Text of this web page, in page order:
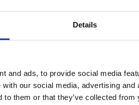
Details
and ads, to provide social media
our social media, advertising
to them or that they’ve collected
trækkes fra i skat!
fradrag og øvrige muligheder.
mulighed for at ringe dig op, når I skal